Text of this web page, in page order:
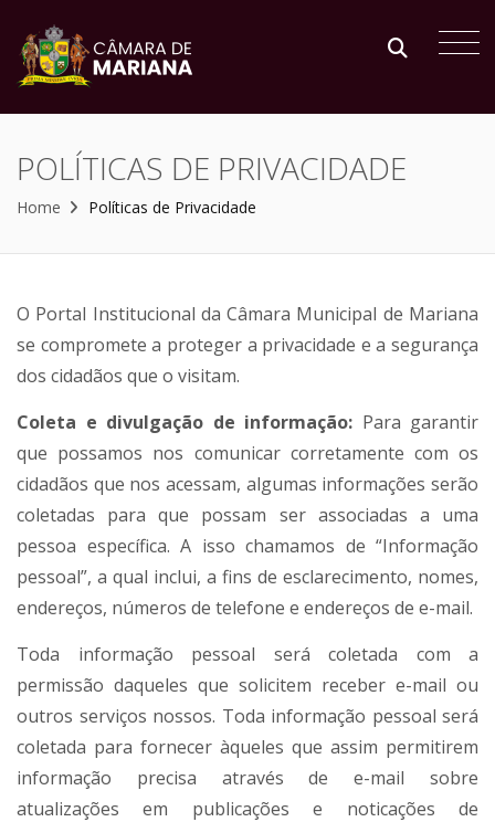
POLÍTICAS DE PRIVACIDADE
Home Políticas de Privacidade
O Portal Institucional da Câmara Municipal de Mariana
se compromete a proteger a privacidade e a segurança
dos cidadãos que o visitam.
Coleta e divulgação de informação: Para garantir
que possamos nos comunicar corretamente com os
cidadãos que nos acessam, algumas informações serão
coletadas para que possam ser associadas a uma
pessoa específica. A isso chamamos de “Informação
pessoal”, a qual inclui, a fins de esclarecimento, nomes,
endereços, números de telefone e endereços de e-mail.
Toda informação pessoal será coletada com a
permissão daqueles que solicitem receber e-mail ou
outros serviços nossos. Toda informação pessoal será
coletada para fornecer àqueles que assim permitirem
informação precisa através de e-mail sobre
atualizações em publicações e noticações de